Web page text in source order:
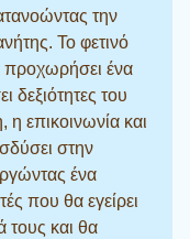
την
Το φετινό
προχωρήσει ένα
δεξιότητες του
επικοινωνία και
στην
ένα
που θα εγείρει
τους και θα